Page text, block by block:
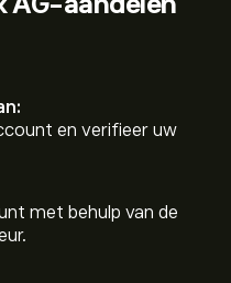
en verifieer uw
met behulp van de